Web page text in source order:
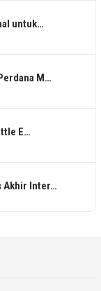
untuk…
M…
E…
Akhir Inter…